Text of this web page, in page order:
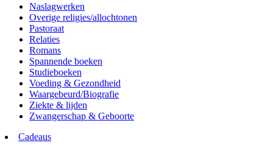
Naslagwerken
Overige religies/allochtonen
Pastoraat
Relaties
Romans
Spannende boeken
Studieboeken
Voeding & Gezondheid
Waargebeurd/Biografie
Ziekte & lijden
Zwangerschap & Geboorte
Cadeaus